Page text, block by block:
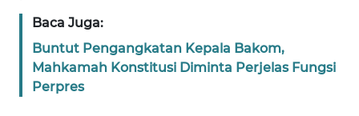
Baca Juga:
Buntut Pengangkatan Kepala Bakom,
Mahkamah Konstitusi Diminta Perjelas Fungsi
Perpres
WN
SERAMBI